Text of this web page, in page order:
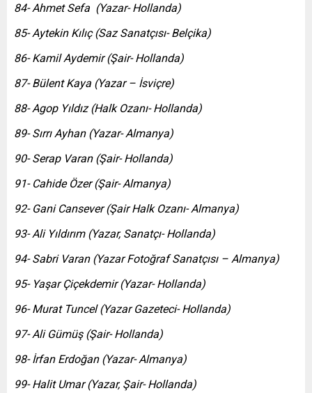
84- Ahmet Sefa (Yazar- Hollanda)
85- Aytekin Kılıç (Saz Sanatçısı- Belçika)
86- Kamil Aydemir (Şair- Hollanda)
87- Bülent Kaya (Yazar – İsviçre)
88- Agop Yıldız (Halk Ozanı- Hollanda)
89- Sırrı Ayhan (Yazar- Almanya)
90- Serap Varan (Şair- Hollanda)
91- Cahide Özer (Şair- Almanya)
92- Gani Cansever (Şair Halk Ozanı- Almanya)
93- Ali Yıldırım (Yazar, Sanatçı- Hollanda)
94- Sabri Varan (Yazar Fotoğraf Sanatçısı – Almanya)
95- Yaşar Çiçekdemir (Yazar- Hollanda)
96- Murat Tuncel (Yazar Gazeteci- Hollanda)
97- Ali Gümüş (Şair- Hollanda)
98- İrfan Erdoğan (Yazar- Almanya)
99- Halit Umar (Yazar, Şair- Hollanda)